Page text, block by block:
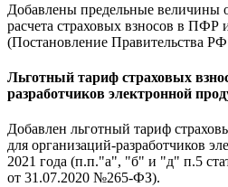
Добавлены предельные величины
расчета страховых взносов в
(Постановление Правительства
Льготный тариф страховых
разработчиков электронной
Добавлен льготный тариф
для организаций-разработчиков
2021 года (п.п."а", "б" и "д" п.5
от 31.07.2020 №265-ФЗ).